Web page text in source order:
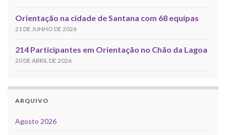
Orientação na cidade de Santana com 68 equipas
21 DE JUNHO DE 2026
214 Participantes em Orientação no Chão da Lagoa
20 DE ABRIL DE 2026
ARQUIVO
Agosto 2026